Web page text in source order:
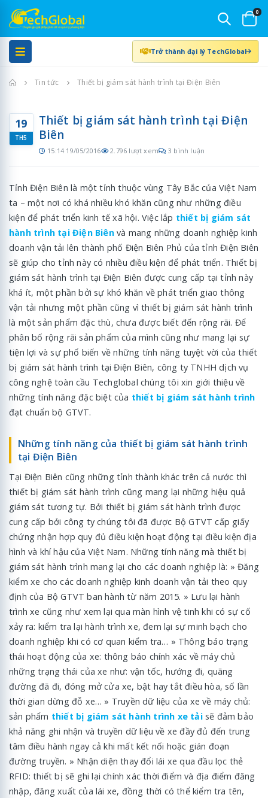
0
Trở thành đại lý TechGlobal
Trang chủ
Tin tức Thiết bị giám sát hành trình tại Điện Biên
19
TH5
Thiết bị giám sát hành trình tại Điện
Biên
15:14 19/05/2016 2.796 lượt xem 3 bình luận
Tỉnh Điện Biên là một tỉnh thuộc vùng Tây Bắc của Việt Nam
ta – một nơi có khá nhiều khó khăn cũng như những điều
kiện để phát triển kinh tế xã hội. Việc lắp thiết bị giám sát
hành trình tại Điện Biênvà mang những doanh nghiệp kinh
doanh vận tải lên thành phố Điện Biên Phủ của tỉnh Điện Biên
sẽ giúp cho tỉnh này có nhiều điều kiện để phát triển. Thiết bị
giám sát hành trình tại Điện Biên được cung cấp tại tỉnh này
khá ít, một phần bởi sự khó khăn về phát triển giao thông
vận tải nhưng một phần cũng vì thiết bị giám sát hành trình
là một sản phẩm đặc thù, chưa được biết đến rộng rãi. Để
phân bố rộng rãi sản phẩm của mình cũng như mang lại sự
tiện lợi và sự phổ biến về những tính năng tuyệt vời của thiết
bị giám sát hành trình tại Điện Biên, công ty TNHH dịch vụ
công nghệ toàn cầu Techglobal chúng tôi xin giới thiệu về
những tính năng đặc biệt của thiết bị giám sát hành trình
đạt chuẩn bộ GTVT.
Những tính năng của thiết bị giám sát hành trình
tại Điện Biên
Tại Điện Biên cũng những tỉnh thành khác trên cả nước thì
thiết bị giám sát hành trình cũng mang lại những hiệu quả
giám sát tương tự. Bởi thiết bị giám sát hành trình được
cung cấp bởi công ty chúng tôi đã được Bộ GTVT cấp giấy
chứng nhận hợp quy đủ điều kiện hoạt động tại điều kiện địa
hình và khí hậu của Việt Nam. Những tính năng mà thiết bị
giám sát hành trình mang lại cho các doanh nghiệp là: » Đăng
kiểm xe cho các doanh nghiệp kinh doanh vận tải theo quy
định của Bộ GTVT ban hành từ năm 2015. » Lưu lại hành
trình xe cũng như xem lại qua màn hình vệ tinh khi có sự cố
xảy ra: kiểm tra lại hành trình xe, đem lại sự minh bạch cho
doanh nghiệp khi có cơ quan kiểm tra… » Thông báo trạng
thái hoạt động của xe: thông báo chính xác về máy chủ
những trạng thái của xe như: vận tốc, hướng đi, quãng
đường đã đi, đóng mở cửa xe, bật hay tắt điều hòa, số lần
thời gian dừng đỗ xe… » Truyền dữ liệu của xe về máy chủ:
sản phẩm thiết bị giám sát hành trình xe tảisẽ đảm bảo
khả năng ghi nhận và truyền dữ liệu về xe đầy đủ đến trung
tâm điều hành ngay cả khi mất kết nối hoặc gián đoạn
đường truyền. » Nhận diện thay đổi lái xe qua đầu lọc thẻ
RFID: thiết bị sẽ ghi lại chính xác thời điểm và địa điểm đăng
nhập, đăng xuất của lái xe, đồng thời có thể kiểm tra tên,